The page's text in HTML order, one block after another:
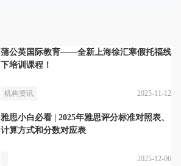
蒲公英国际教育——全新上海徐汇寒假托福线
下培训课程！
机构资讯 2025-11-12
雅思小白必看 | 2025年雅思评分标准对照表、
计算方式和分数对应表
2025-12-06